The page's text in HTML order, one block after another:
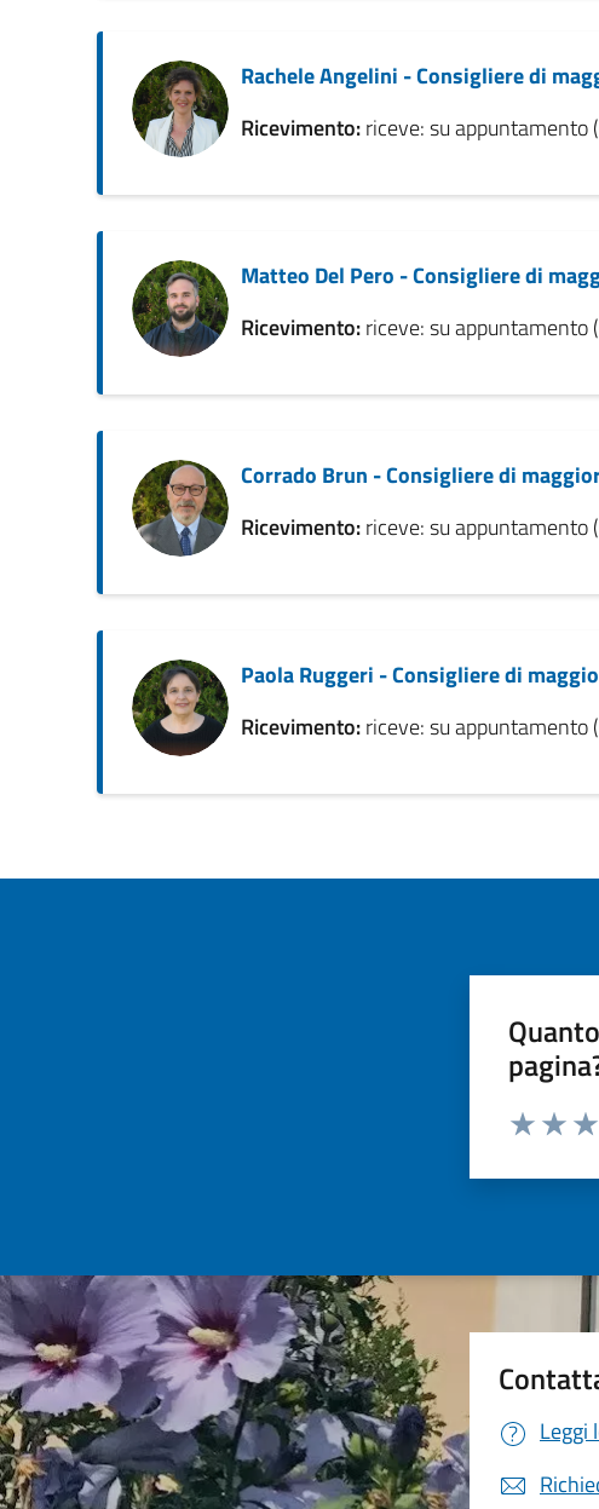
Rachele Angelini - Consigliere di
Ricevimento:riceve: su
Matteo Del Pero - Consigliere di
Ricevimento:riceve: su
Corrado Brun - Consigliere di
Ricevimento:riceve: su
Paola Ruggeri - Consigliere di
Ricevimento:riceve: su
Valuta da 1
Leggi